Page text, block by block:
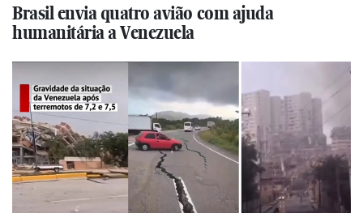
Brasil envia quatro avião com ajuda
humanitária a Venezuela